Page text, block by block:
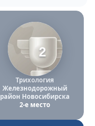
2
Трихология
Железнодорожный
район Новосибирска
2-е место